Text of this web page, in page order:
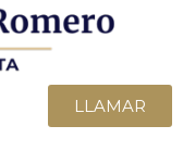
LLAMAR